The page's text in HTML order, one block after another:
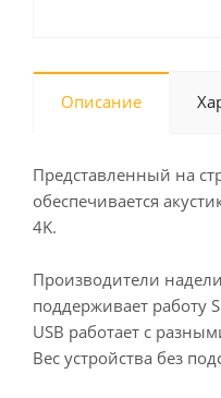
Описание
Представленный на
обеспечивается
4K.
Производители
поддерживает работу
USB работает с
Вес устройства без